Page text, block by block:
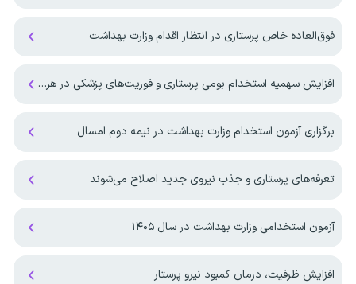
فوق‌العاده خاص پرستاری در انتظار اقدام وزارت بهداشت
افزایش سهمیه استخدام بومی پرستاری و فوریت‌های پزشکی در هرمزگان
برگزاری آزمون استخدام وزارت بهداشت در نیمه دوم امسال
تعرفه‌های پرستاری و جذب نیروی جدید اصلاح می‌شوند
آزمون استخدامی وزارت بهداشت در سال ۱۴۰۵
افزایش ظرفیت، درمان کمبود نیرو پرستار